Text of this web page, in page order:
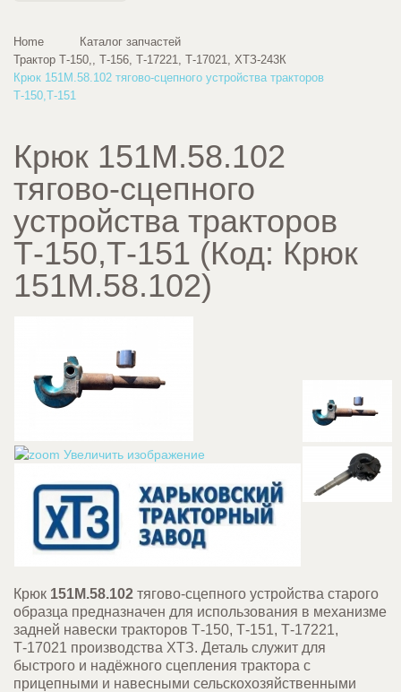
Home
Каталог запчастей
Трактор Т-150,, Т-156, Т-17221, Т-17021, ХТЗ-243К
Крюк 151М.58.102 тягово-сцепного устройства тракторов
Т-150,Т-151
Крюк 151М.58.102
тягово-сцепного
устройства тракторов
Т-150,Т-151 (Код: Крюк
151М.58.102)
Увеличить изображение
Крюк 151М.58.102 тягово-сцепного устройства старого
образца предназначен для использования в механизме
задней навески тракторов Т-150, Т-151, Т-17221,
Т-17021 производства ХТЗ. Деталь служит для
быстрого и надёжного сцепления трактора с
прицепными и навесными сельскохозяйственными